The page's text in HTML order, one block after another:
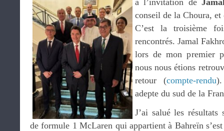
à l’invitation de
conseil de la Choura,
C’est la troisième
rencontrés. Jamal
lors de mon premier
nous nous étions
retour (compte-rendu
adepte du sud de la
J’ai salué les résultats
de formule 1 McLaren qui appartient à Bahreïn